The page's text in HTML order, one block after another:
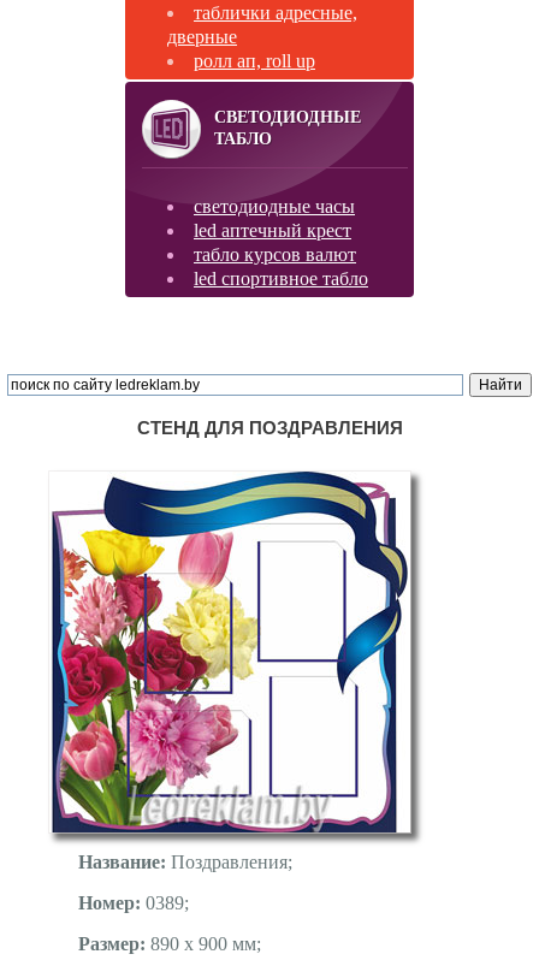
таблички адресные,
дверные
ролл ап, roll up
СВЕТОДИОДНЫЕ
ТАБЛО
светодиодные часы
led аптечный крест
табло курсов валют
led спортивное табло
СТЕНД ДЛЯ ПОЗДРАВЛЕНИЯ
Название: Поздравления;
Номер: 0389;
Размер: 890 х 900 мм;